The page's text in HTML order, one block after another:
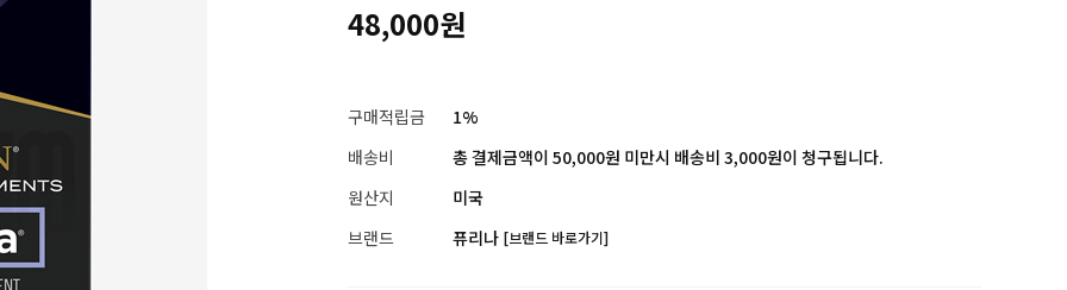
48,000원
구매적립금
1%
배송비
총 결제금액이 50,000원 미만시 배송비 3,000원이 청구됩니다.
원산지
미국
브랜드
퓨리나 [브랜드 바로가기]